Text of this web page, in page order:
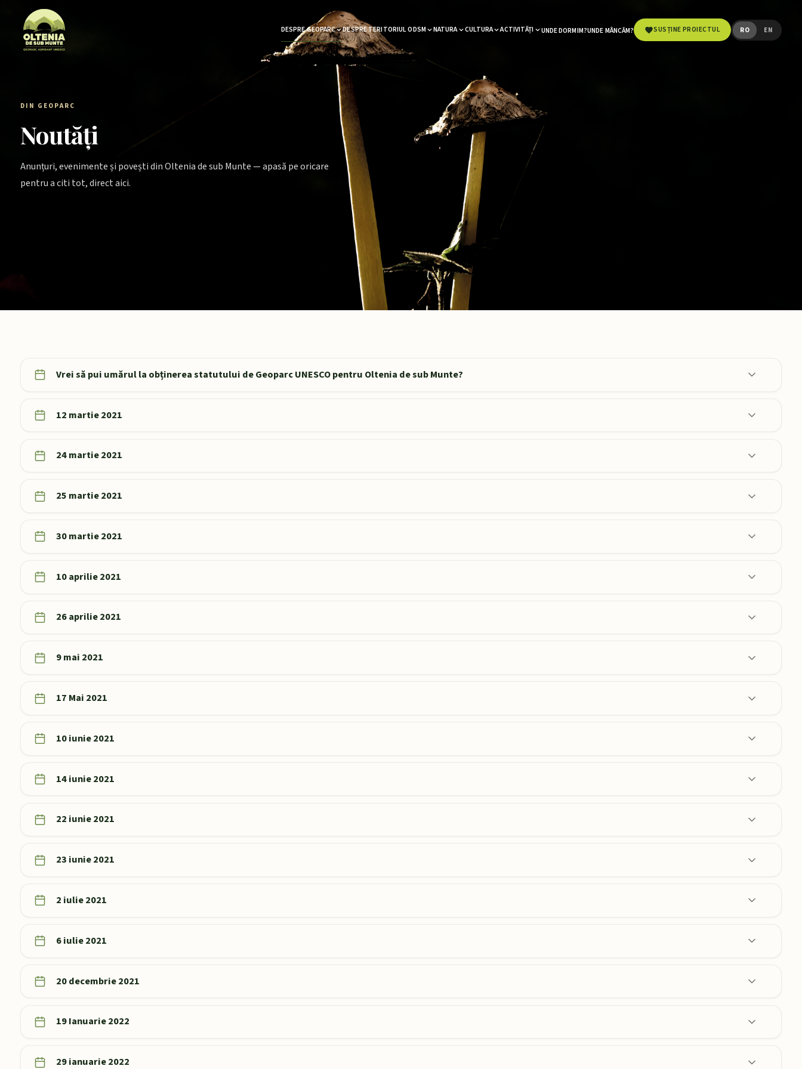
Sari la conținut
DESPRE GEOPARC DESPRE TERITORIUL ODSM NATURA CULTURA ACTIVITĂȚI UNDE DORMIM?UNDE MÂNCĂM? SUSȚINE PROIECTUL RO EN
DIN GEOPARC
Noutăți
Anunțuri, evenimente și povești din Oltenia de sub Munte — apasă pe oricare
pentru a citi tot, direct aici.
Vrei să pui umărul la obținerea statutului de Geoparc UNESCO pentru Oltenia de sub Munte?
12 martie 2021
24 martie 2021
25 martie 2021
30 martie 2021
10 aprilie 2021
26 aprilie 2021
9 mai 2021
17 Mai 2021
10 iunie 2021
14 iunie 2021
22 iunie 2021
23 iunie 2021
2 iulie 2021
6 iulie 2021
20 decembrie 2021
19 Ianuarie 2022
29 ianuarie 2022